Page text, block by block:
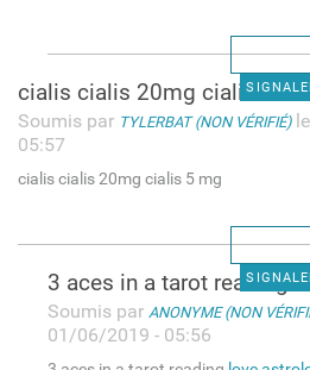
cialis cialis 20mg cialis 5
Soumis par TYLERBAT (NON VÉRIFIÉ)le
05:57
cialis cialis 20mg cialis 5 mg
3 aces in a tarot reading
Soumis par ANONYME (NON
01/06/2019 - 05:56